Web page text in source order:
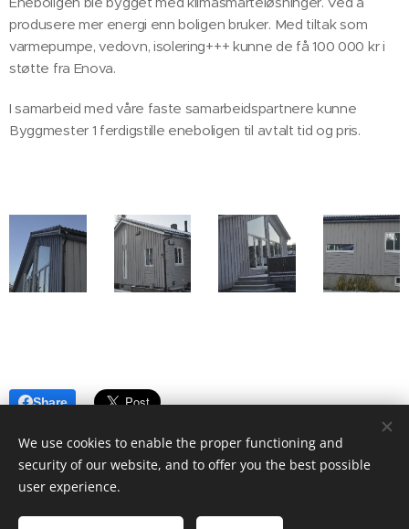
produsere mer energi enn boligen bruker. Med tiltak som
varmepumpe, vedovn, isolering+++ kunne de få 100 000 kr i
støtte fra Enova.
I samarbeid med våre faste samarbeidspartnere kunne
Byggmester 1 ferdigstille eneboligen til avtalt tid og pris.
Share
© 2022 Byggmester 1 as
We use cookies to enable the proper functioning and
security of our website, and to offer you the best possible
user experience.